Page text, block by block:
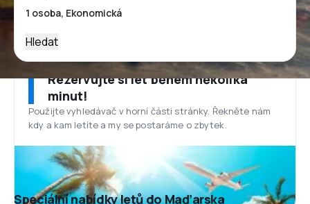
Hledat
Rezervujte si let během několika
minut!
Použijte vyhledávač v horní části stránky. Řekněte nám
kdy a kam letíte a my se postaráme o zbytek.
Speciální nabídky letů do Maďarska